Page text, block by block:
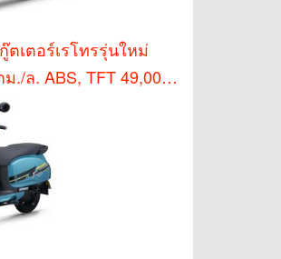
ตเตอร์เรโทรรุ่นใหม่
./ล. ABS, TFT 49,000